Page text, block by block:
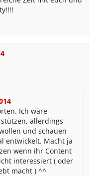
Ich wäre
allerdings
und schauen
entwickelt. Macht ja
wenn ihr Content
interessiert ( oder
macht ) ^^